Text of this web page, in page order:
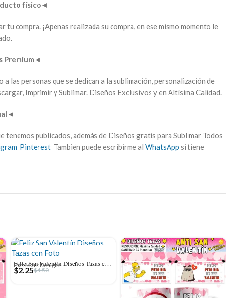
físico◄
compra. ¡Apenas realizada su compra, en ese mismo momento le
Premium ◄
las personas que se dedican a la sublimación, personalización de
Imprimir y Sublimar. Diseños Exclusivos y en Altísima Calidad.
◄
publicados, además de Diseños gratis para Sublimar Todos
Pinterest También puede escribirme al WhatsApp si tiene
Feliz San Valentín Diseños Tazas con Foto
Por: Mark Designs
$4.50
$2.25